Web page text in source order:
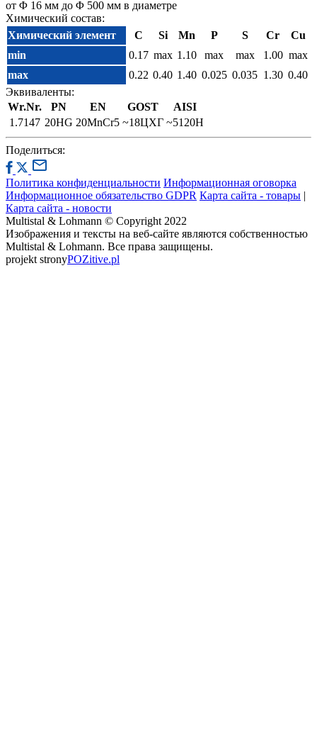
от Φ 16 мм до Φ 500 мм в диаметре
Химический состав:
Химический элемент
C Si Mn P S Cr
Cu
min
0.17 max 1.10 max max 1.00 max
max
0.22 0.40 1.40 0.025 0.035 1.30 0.40
Эквиваленты:
Wr.Nr.
PN EN GOST
AISI
1.7147 20HG 20MnCr5 ~18ЦХГ ~5120H
Поделиться:
Политика конфиденциальности Информационная оговорка
Информационное обязательство GDPR Карта сайта - товары |
Карта сайта - новости
Multistal & Lohmann © Copyright 2022
Изображения и тексты на веб-сайте являются собственностью
Multistal & Lohmann. Все права защищены.
projekt stronyPOZitive.pl